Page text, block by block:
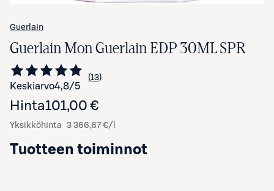
Guerlain
Guerlain Mon Guerlain EDP 30ML SPR
Keskiarvo4,8/5 Siirry arvioihin
13
kappaletta
Hinta101,00 €
Yksikköhinta 3 366,67 €/l
Tuotteen toiminnot